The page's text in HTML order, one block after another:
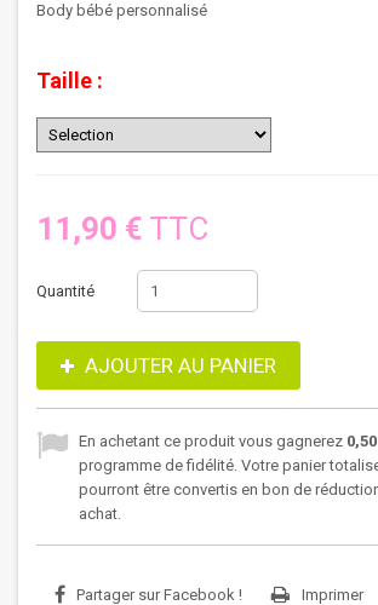
Body bébé personnalisé
Taille :
11,90 € TTC
Quantité
AJOUTER AU PANIER
En achetant ce produit vous gagnerez
programme de fidélité. Votre panier
pourront être convertis en bon de
achat.
Partager sur Facebook ! Imprimer